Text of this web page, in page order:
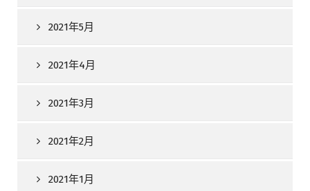
2021年5月
2021年4月
2021年3月
2021年2月
2021年1月